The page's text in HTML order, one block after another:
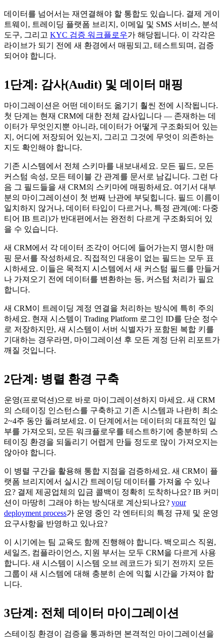
데이터를 넘어서는 재연결해야 할 통합도 있습니다. 결제 게이
트웨이, 트레이딩 플랫폼 브리지, 이메일 및 SMS 서비스, 분석
도구, 그리고 KYC 검증 워크플로우가 해당됩니다. 이 각각은
라이브가 되기 전에 새 환경에서 매핑되고, 테스트되며, 검증
되어야 합니다.
1단계: 감사(Audit) 및 데이터 매핑
마이그레이션은 어떤 데이터도 옮기기 훨씬 전에 시작됩니다.
첫 단계는 현재 CRM에 대한 전체 감사입니다 — 존재하는 데
이터가 무엇인지뿐 아니라, 데이터가 어떻게 구조화되어 있는
지, 어디에 저장되어 있는지, 그리고 그것에 무엇이 의존하는
지도 확인해야 합니다.
기존 시스템에서 전체 스키마를 내보내세요. 모든 필드, 모든
커스텀 속성, 모든 테이블 간 관계를 문서로 남깁니다. 그런 다
음 그 필드들을 새 CRM의 스키마에 매핑하세요. 여기서 대부
분의 마이그레이션이 첫 번째 난관에 부딪힙니다. 필드 이름이
일치하지 않거나, 데이터 타입이 다르거나, 특정 관계(예: 다중
티어 IB 트리)가 반대편에서는 완전히 다르게 구조화되어 있
을 수 있습니다.
새 CRM에서 각 데이터 조각이 어디에 들어가는지 명시한 매
핑 문서를 작성하세요. 직접적인 대응이 없는 필드는 모두 표
시하세요. 이들은 목적지 시스템에서 새 커스텀 필드를 만들거
나 가져오기 전에 데이터를 변환하는 등, 커스텀 처리가 필요
합니다.
새 CRM이 트레이딩 계정 연결을 처리하는 방식에 특히 주의
하세요. 현재 시스템이 Trading Platform 로그인 ID를 단순 정수
로 저장하지만, 새 시스템이 서버 식별자가 포함된 복합 키를
기대하는 경우라면, 마이그레이션 후 모든 계정 단위 리포트가
깨질 것입니다.
2단계: 병렬 환경 구축
운영(프로덕션)으로 바로 마이그레이션하지 마세요. 새 CRM
의 스테이징 인스턴스를 구축하고 기존 시스템과 나란히 최소
2~4주 동안 돌려보세요. 이 단계에서는 데이터의 대표적인 일
부를 가져오되, 모든 워크플로우를 테스트하기에 충분하되 스
테이징 환경을 되돌리기 어렵게 만들 정도로 많이 가져오지는
않아야 합니다.
이 병렬 구간을 활용해 통합 지점을 검증하세요. 새 CRM이 플
랫폼 브리지에서 실시간 트레이딩 데이터를 가져올 수 있나
요? 결제 제공업체의 입금 콜백이 정확히 도착하나요? IB 커미
션이 마땅히 그래야 하는 방식대로 계산되나요? your
deployment process가 운영 중인 각 엔터티의 특정 규제 및 운영
요구사항을 반영하고 있나요?
이 시기에는 팀 교육도 함께 진행해야 합니다. 백오피스 직원,
세일즈, 컴플라이언스, 지원 부서는 모두 CRM을 다르게 사용
합니다. 새 시스템이 시스템 오브 레코드가 되기 전까지 모든
그룹이 새 시스템에 대해 충분히 손에 익힐 시간을 가져야 합
니다.
3단계: 전체 데이터 마이그레이션
스테이징 환경이 검증을 통과하면 본격적인 마이그레이션을